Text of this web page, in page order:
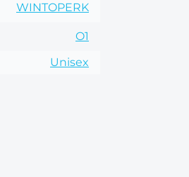
WINTOPERK
O1
Unisex